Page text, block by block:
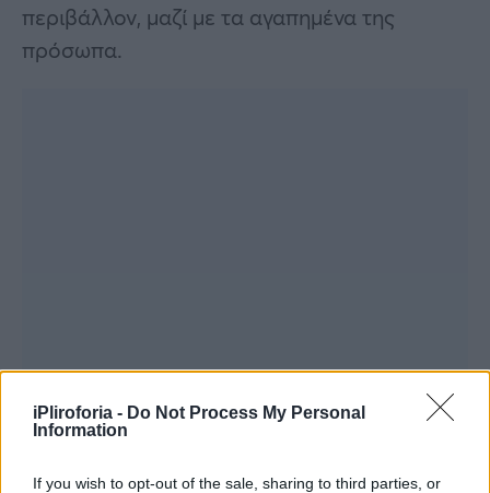
iPliroforia - Do Not Process My Personal
Information
If you wish to opt-out of the sale, sharing to third parties, or
περιβάλλον, μαζί με τα αγαπημένα της
πρόσωπα.